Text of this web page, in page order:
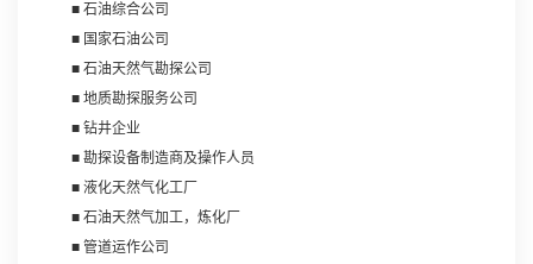
■ 石油综合公司
■ 国家石油公司
■ 石油天然气勘探公司
■ 地质勘探服务公司
■ 钻井企业
■ 勘探设备制造商及操作人员
■ 液化天然气化工厂
■ 石油天然气加工，炼化厂
■ 管道运作公司